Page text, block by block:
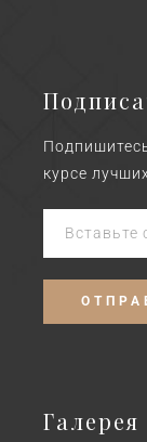
курсе
Галерея